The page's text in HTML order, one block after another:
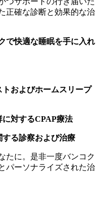
正確な診断と効果的な治
で快適な睡眠を手に入れ
およびホームスリープ
対するCPAP療法
る診察および治療
たに。是非一度バンコク
パーソナライズされた治